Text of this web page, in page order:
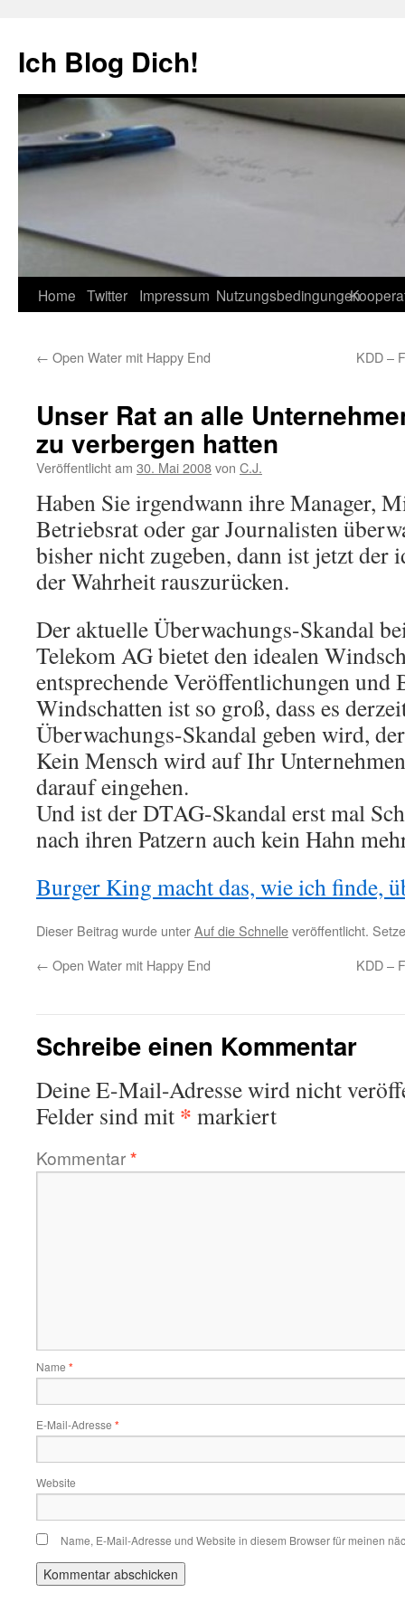
springen
Ich Blog Dich!
Home Twitter Impressum Nutzungsbedingungen
← Open Water mit Happy End KDD –
Unser Rat an alle
zu verbergen hatten
Veröffentlicht am 30. Mai 2008von C.J.
Haben Sie irgendwann ihre Manager,
Betriebsrat oder gar Journalisten
bisher nicht zugeben, dann ist jetzt der
der Wahrheit rauszurücken.
Der aktuelle Überwachungs-Skandal
Telekom AG bietet den idealen
entsprechende Veröffentlichungen und
Windschatten ist so groß, dass es
Überwachungs-Skandal geben wird,
Kein Mensch wird auf Ihr
darauf eingehen.
Und ist der DTAG-Skandal erst mal
nach ihren Patzern auch kein Hahn
Burger King macht das, wie ich finde,
Dieser Beitrag wurde unterAuf die Schnelleveröffentlicht.
← Open Water mit Happy End KDD –
Schreibe einen Kommentar
Deine E-Mail-Adresse wird nicht
Felder sind mit * markiert
Kommentar*
Name *
E-Mail-Adresse *
Website
Name, E-Mail-Adresse und Website in diesem Browser für meinen